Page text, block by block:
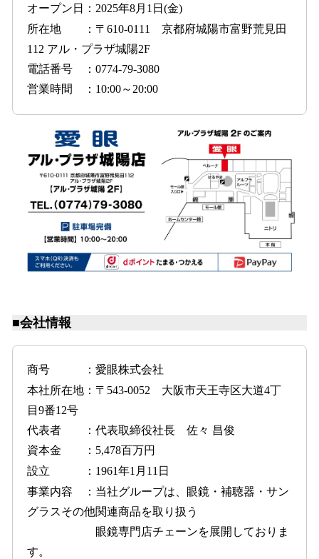
オープン日：2025年8月1日(金)
所在地 ：〒610-0111 京都府城陽市富野荒見田
112 アル・プラザ城陽2F
電話番号 ：0774-79-3080
営業時間 ：10:00～20:00
■会社情報
商号 ：愛眼株式会社
本社所在地：〒543-0052 大阪市天王寺区大道4丁
目9番12号
代表者 ：代表取締役社長 佐々 昌俊
資本金 ：5,478百万円
設立 ：1961年1月11日
事業内容 ：当社グループは、眼鏡・補聴器・サン
グラスその他関連商品を取り扱う
眼鏡専門店チェーンを展開しておりま
す。